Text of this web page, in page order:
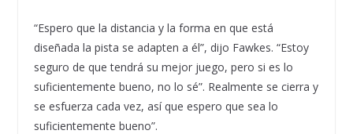
“Espero que la distancia y la forma en que está
diseñada la pista se adapten a él”, dijo Fawkes. “Estoy
seguro de que tendrá su mejor juego, pero si es lo
suficientemente bueno, no lo sé”. Realmente se cierra y
se esfuerza cada vez, así que espero que sea lo
suficientemente bueno”.